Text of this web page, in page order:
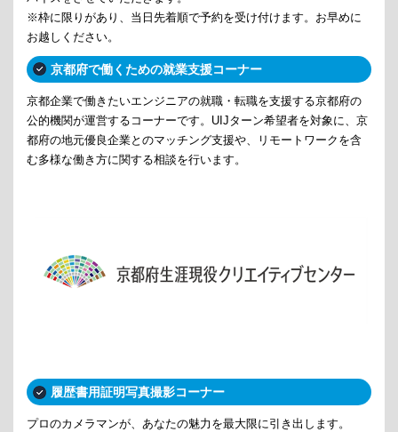
※枠に限りがあり、当日先着順で予約を受け付けます。お早めに
お越しください。
京都府で働くための就業支援コーナー
京都企業で働きたいエンジニアの就職・転職を支援する京都府の
公的機関が運営するコーナーです。UIJターン希望者を対象に、京
都府の地元優良企業とのマッチング支援や、リモートワークを含
む多様な働き方に関する相談を行います。
履歴書用証明写真撮影コーナー
プロのカメラマンが、あなたの魅力を最大限に引き出します。